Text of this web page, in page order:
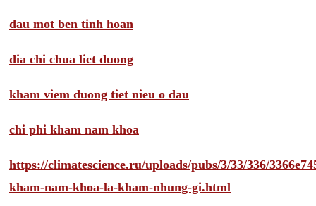
dau mot ben tinh hoan
dia chi chua liet duong
kham viem duong tiet nieu o dau
chi phi kham nam khoa
https://climatescience.ru/uploads/pubs/3/33/336/
kham-nam-khoa-la-kham-nhung-gi.html